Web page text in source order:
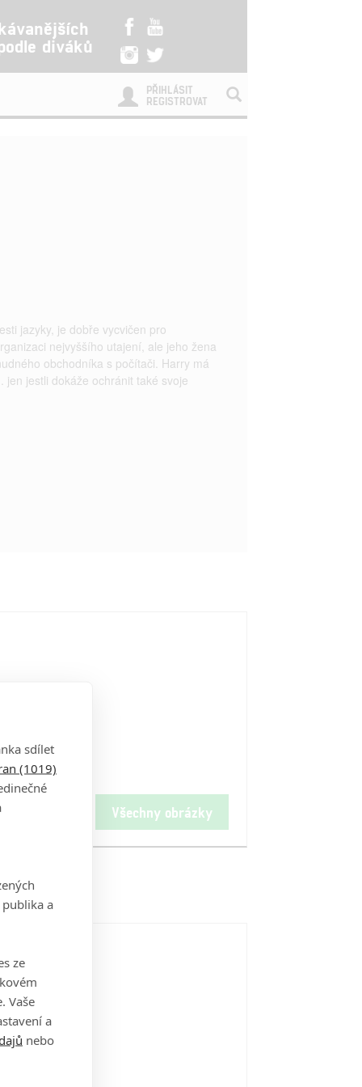
diváků
PŘIHLÁSIT
REGISTROVAT
jazyky, je dobře vycvičen pro
nejvyššího utajení, ale jeho žena
obchodníka s počítači. Harry má
jestli dokáže ochránit také svoje
Všechny obrázky
sdílet
(1019)
a
ze
Vaše
a
nebo